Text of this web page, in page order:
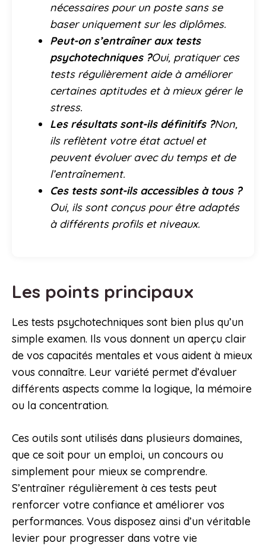
nécessaires pour un poste sans se
baser uniquement sur les diplômes.
Peut-on s’entraîner aux tests
psychotechniques ?Oui, pratiquer ces
tests régulièrement aide à améliorer
certaines aptitudes et à mieux gérer le
stress.
Les résultats sont-ils définitifs ?Non,
ils reflètent votre état actuel et
peuvent évoluer avec du temps et de
l’entraînement.
Ces tests sont-ils accessibles à tous ?
Oui, ils sont conçus pour être adaptés
à différents profils et niveaux.
Les points principaux
Les tests psychotechniques sont bien plus qu’un
simple examen. Ils vous donnent un aperçu clair
de vos capacités mentales et vous aident à mieux
vous connaître. Leur variété permet d’évaluer
différents aspects comme la logique, la mémoire
ou la concentration.
Ces outils sont utilisés dans plusieurs domaines,
que ce soit pour un emploi, un concours ou
simplement pour mieux se comprendre.
S’entraîner régulièrement à ces tests peut
renforcer votre confiance et améliorer vos
performances. Vous disposez ainsi d’un véritable
levier pour progresser dans votre vie